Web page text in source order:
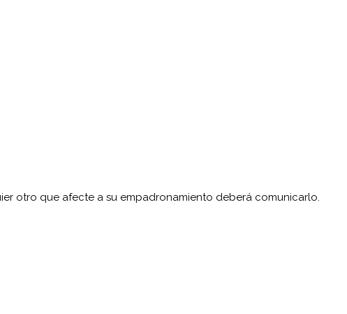
otro que afecte a su empadronamiento deberá comunicarlo.